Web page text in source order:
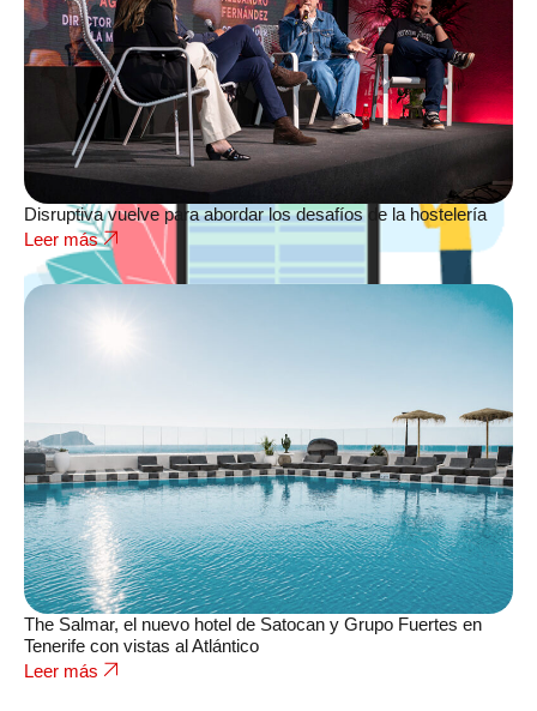
Disruptiva vuelve para abordar los desafíos de la hostelería
Leer más
The Salmar, el nuevo hotel de Satocan y Grupo Fuertes en
Tenerife con vistas al Atlántico
Leer más